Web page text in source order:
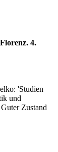
4.
'Studien
und
Zustand